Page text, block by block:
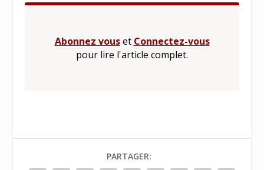
Abonnez vouset Connectez-vous
pour lire l'article complet.
PARTAGER: